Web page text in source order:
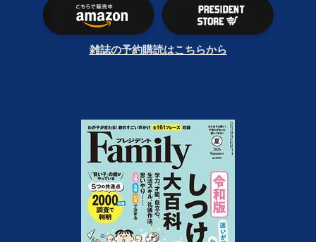
雑誌の予約購読はこちらから